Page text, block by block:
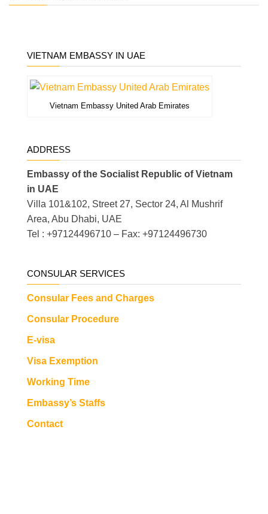
VIETNAM EMBASSY IN UAE
Vietnam Embassy United Arab Emirates
ADDRESS
Embassy of the Socialist Republic of Vietnam
in UAE
Villa 101&102, Street 27, Sector 24, Al Mushrif
Area, Abu Dhabi, UAE
Tel : +97124496710 – Fax: +97124496730
CONSULAR SERVICES
Consular Fees and Charges
Consular Procedure
E-visa
Visa Exemption
Working Time
Embassy’s Staffs
Contact